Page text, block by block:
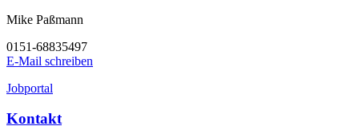
Mike Paßmann
0151-68835497
E-Mail schreiben
Jobportal
Kontakt